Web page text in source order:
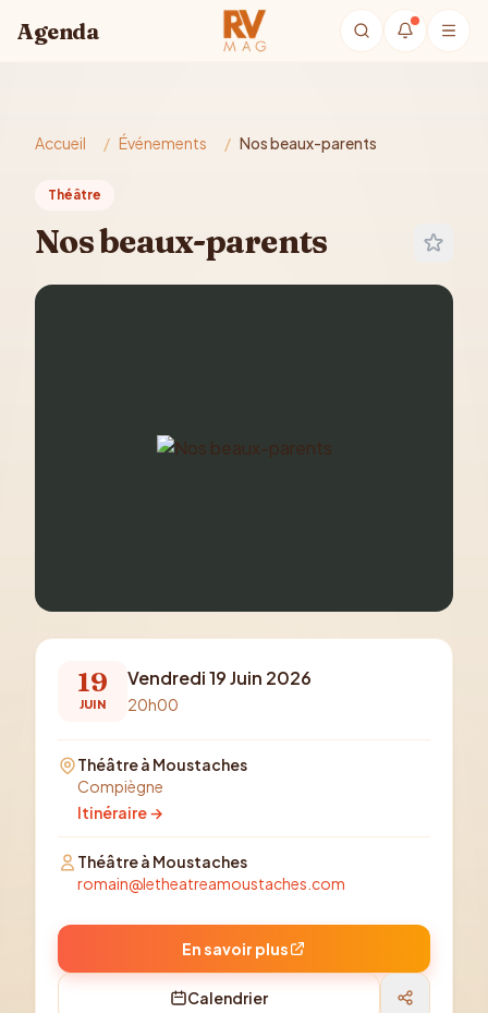
Agenda
Accueil / Événements / Nos beaux-parents
Théâtre
Nos beaux-parents
19
JUIN
Vendredi 19 Juin 2026
20h00
Théâtre à Moustaches
Compiègne
Itinéraire →
Théâtre à Moustaches
romain@letheatreamoustaches.com
En savoir plus
Calendrier